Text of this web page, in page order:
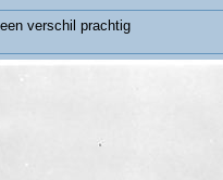
verschil prachtig